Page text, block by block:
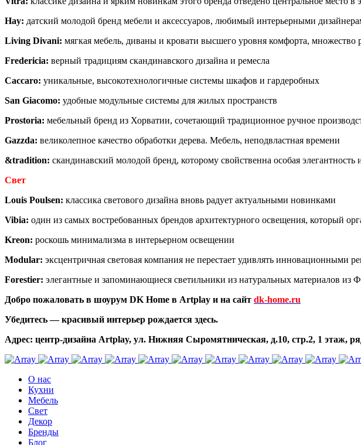
Hay: датский молодой бренд мебели и аксессуаров, любимый интерьерными
Living Divani: мягкая мебель, диваны и кровати высшего уровня комфорта,
Fredericia: верный традициям скандинавского дизайна и ремесла
Caccaro: уникальные, высокотехнологичные системы шкафов и гардеробных
San Giacomo: удобные модульные системы для жилых пространств
Prostoria: мебельный бренд из Хорватии, сочетающий традиционное ручное
Gazzda: великолепное качество обработки дерева. Мебель, неподвластная времени
&tradition: скандинавский молодой бренд, которому свойственна особая
Свет
Louis Poulsen: классика светового дизайна вновь радует актуальными новинками
Vibia: один из самых востребованных брендов архитектурного освещения, который
Kreon: роскошь минимализма в интерьерном освещении
Modular: эксцентричная световая компания не перестает удивлять инновационными
Forestier: элегантные и запоминающиеся светильники из натуральных материалов из
Добро пожаловать в шоурум DK Home в Artplay и на сайт dk-home.ru
Убедитесь — красивый интерьер рождается здесь.
Адрес: центр-дизайна Artplay, ул. Нижняя Сыромятническая, д.10, стр.2, 1 этаж,
О нас
Кухни
Мебель
Свет
Декор
Бренды
Блог